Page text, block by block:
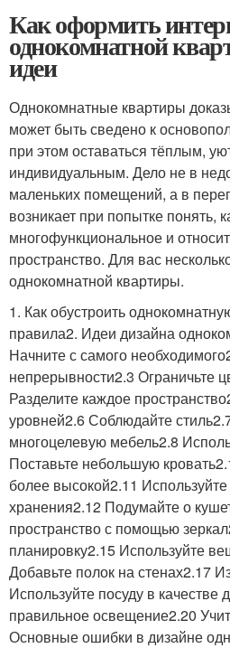
Как оформить
однокомнатной
идеи
Однокомнатные квартиры
может быть сведено к
при этом оставаться тёплым,
индивидуальным. Дело не в
маленьких помещений, а в
возникает при попытке понять,
многофункциональное и
пространство. Для вас
однокомнатной квартиры.
1. Как обустроить
правила2. Идеи дизайна
Начните с самого
непрерывности2.3 Ограничьте
Разделите каждое
уровней2.6 Соблюдайте
многоцелевую мебель2.8
Поставьте небольшую
более высокой2.11
хранения2.12 Подумайте о
пространство с помощью
планировку2.15 Используйте
Добавьте полок на стенах2.17
Используйте посуду в
правильное освещение2.20
Основные ошибки в дизайне